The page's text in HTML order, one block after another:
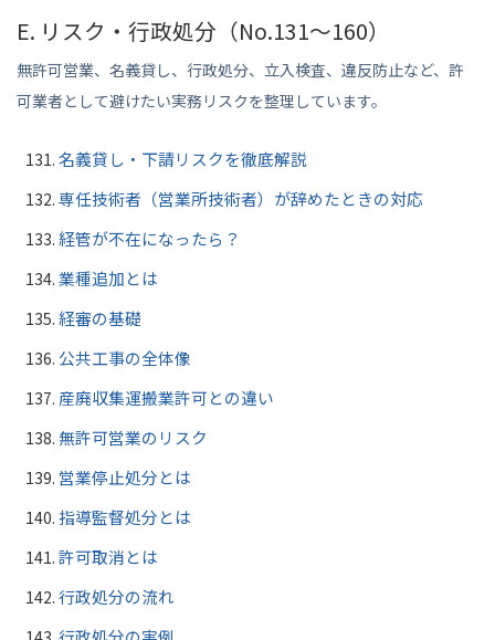
E. リスク・行政処分（No.131〜160）
無許可営業、名義貸し、行政処分、立入検査、違反防止など、許
可業者として避けたい実務リスクを整理しています。
名義貸し・下請リスクを徹底解説
専任技術者（営業所技術者）が辞めたときの対応
経管が不在になったら？
業種追加とは
経審の基礎
公共工事の全体像
産廃収集運搬業許可との違い
無許可営業のリスク
営業停止処分とは
指導監督処分とは
許可取消とは
行政処分の流れ